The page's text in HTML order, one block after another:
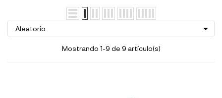
Aleatorio 
Mostrando 1-9 de 9 artículo(s)